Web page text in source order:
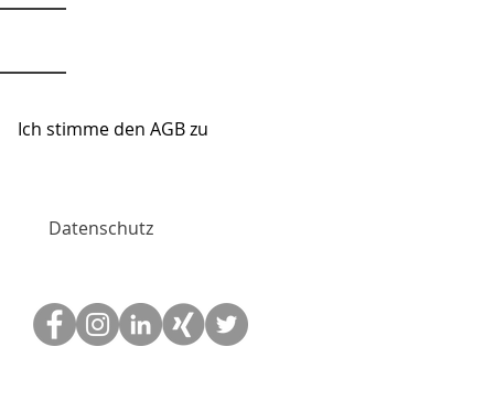
Ich stimme den AGB zu
Datenschutz